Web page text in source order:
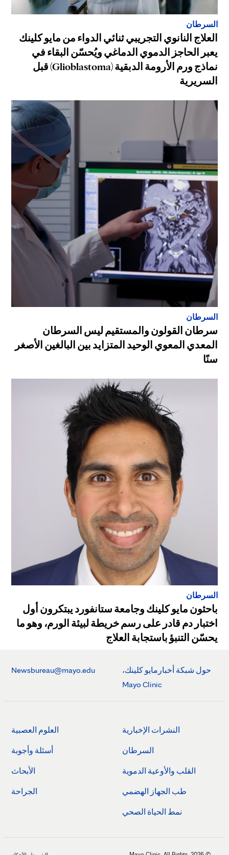
السرطان
العلاج النانوي التجريبي ثنائي الدواء من مايو كلينك
يعبر الحاجز الدموي الدماغي ويُحسّن البقاء في
نماذج ورم الأرومة الدبقية (Glioblastoma) قبل
السريرية
السرطان
سرطان القولون والمستقيم ليس السرطان
المعدي المعوي الوحيد المتزايد بين البالغين الأصغر
سنًا
السرطان
باحثون مايو كلينك وجامعة ستانفورد يبتكرون أول
اختبار دم قادر على رسم خريطة لبيئة الورم، وهو ما
يحسّن التنبؤ باستجابة العلاج
حول شبكة أخبارمايو كلينك،
Mayo Clinic
Newsbureau@mayo.edu
النشرات الإخبارية
السرطان
القلب والأوعية الدموية
طب الجهاز الهضمي
نمط الحياة الصحي
العلوم العصبية
أسئلة وأجوبة
الأبحاث
الجراحة